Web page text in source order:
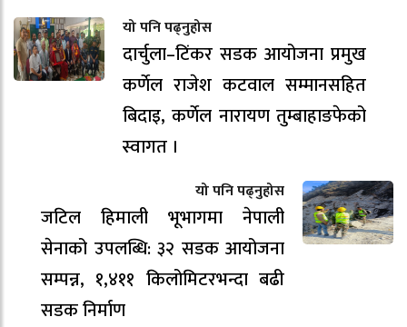
यो पनि पढ्नुहोस
दार्चुला–टिंकर सडक आयोजना प्रमुख
कर्णेल राजेश कटवाल सम्मानसहित
बिदाइ, कर्णेल नारायण तुम्बाहाङफेको
स्वागत ।
यो पनि पढ्नुहोस
जटिल हिमाली भूभागमा नेपाली
सेनाको उपलब्धि: ३२ सडक आयोजना
सम्पन्न, १,४११ किलोमिटरभन्दा बढी
सडक निर्माण